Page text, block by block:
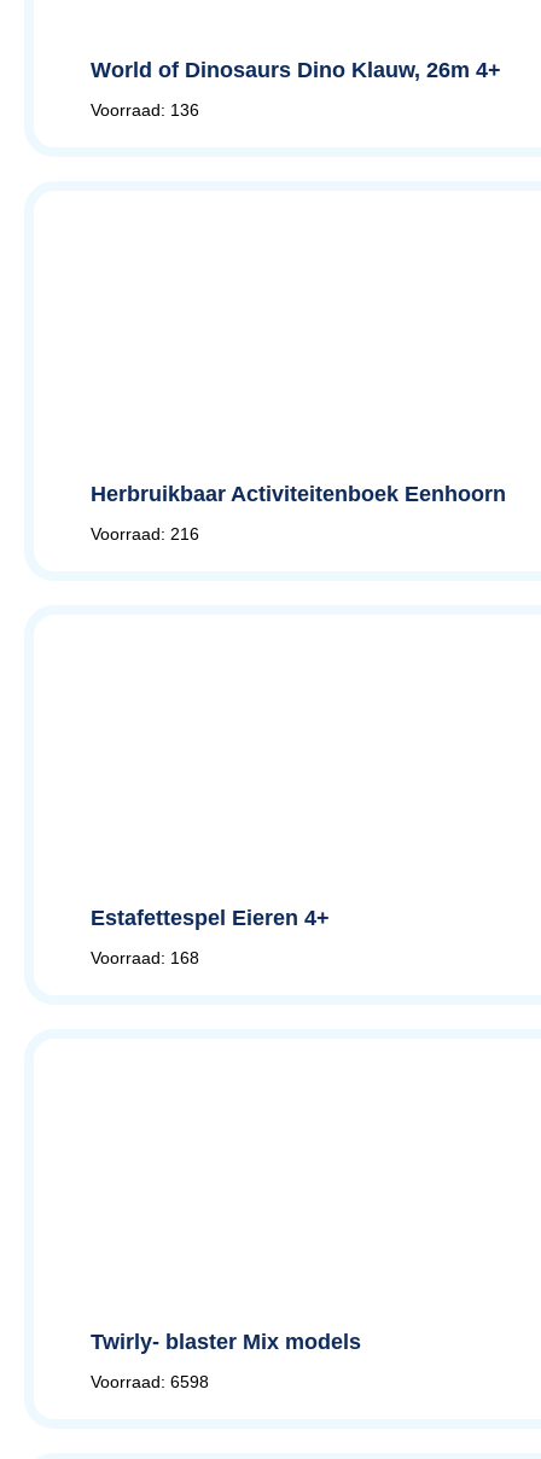
World of Dinosaurs Dino Klauw, 26m 4+
Voorraad: 136
Herbruikbaar Activiteitenboek Eenhoorn
Voorraad: 216
Estafettespel Eieren 4+
Voorraad: 168
Twirly- blaster Mix models
Voorraad: 6598